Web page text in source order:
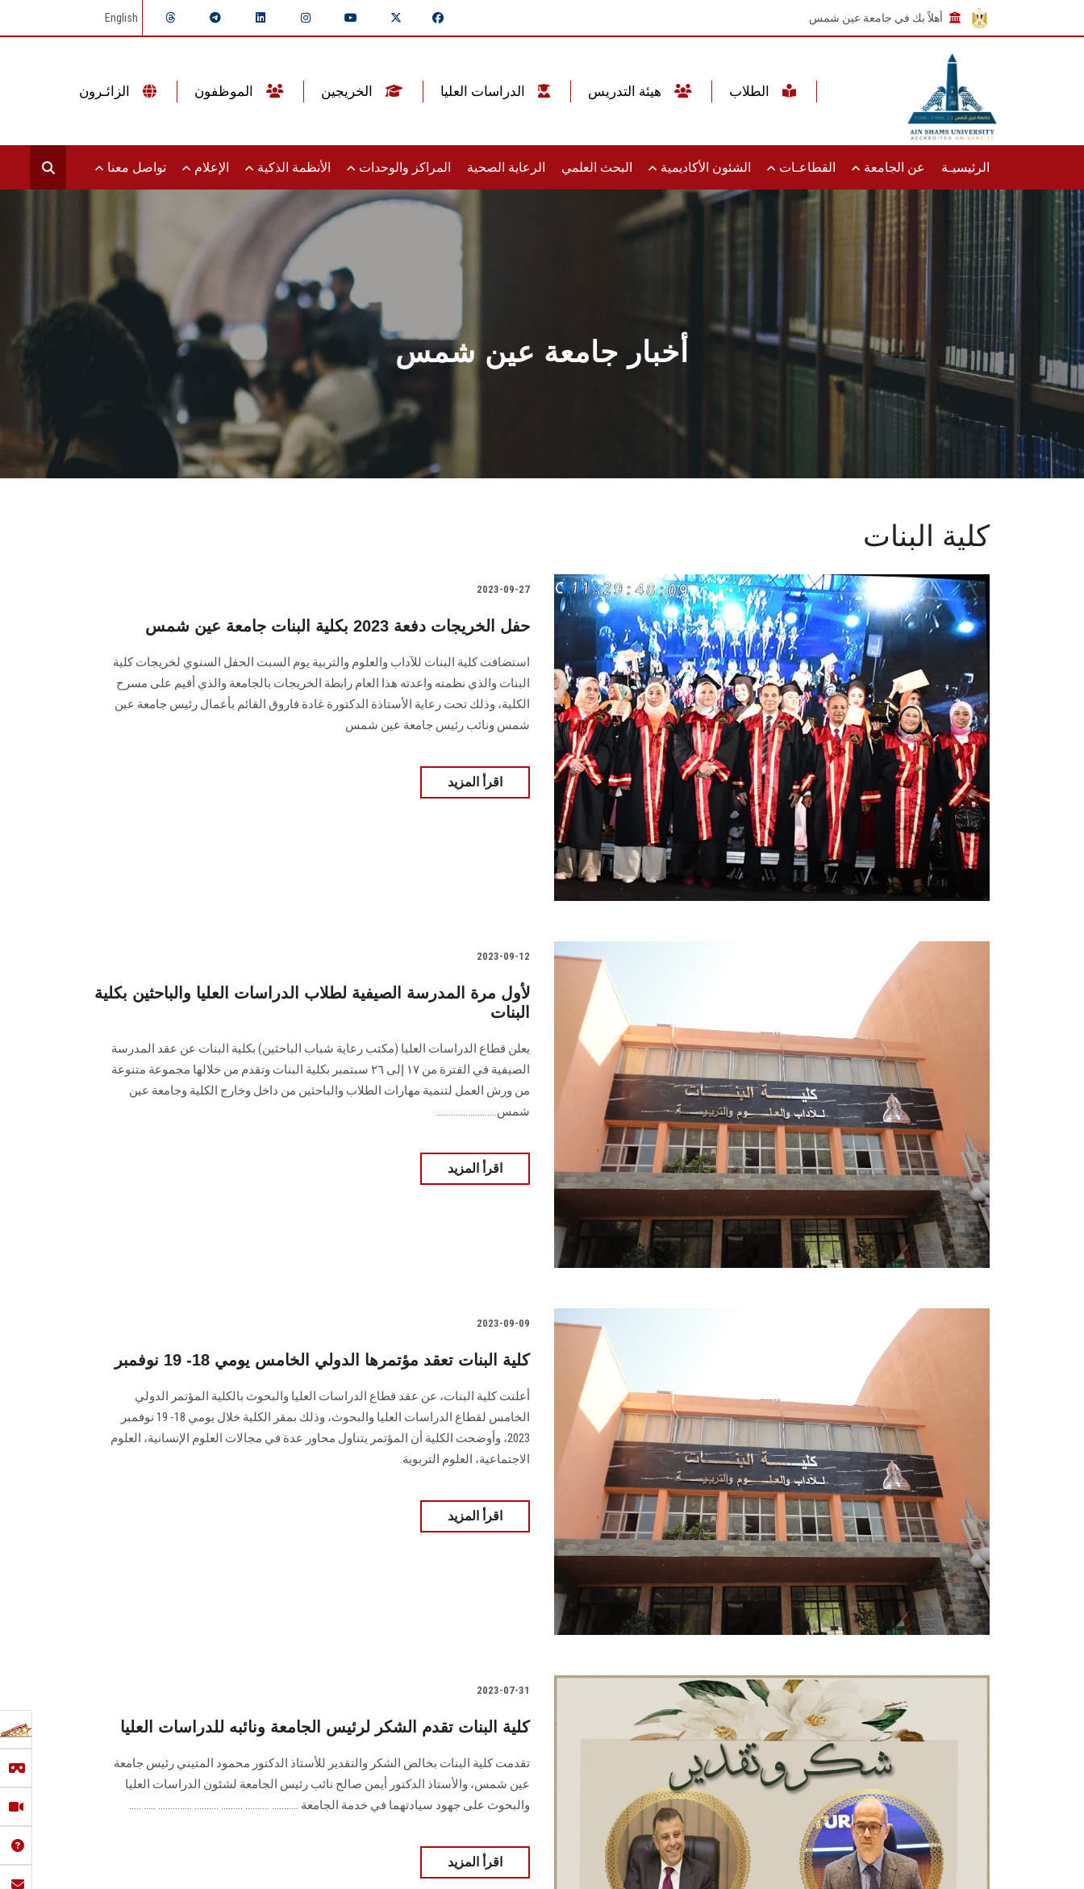
أهلاً بك في جامعة عين شمس English
الرئيسيـة عن الجامعة القطاعـات الشئون الأكاديمية البحث العلمي الرعاية الصحية المراكز والوحدات الأنظمة الذكية الإعلام تواصل معنا
أخبار جامعة عين شمس
كلية البنات
2023-09-27
حفل الخريجات دفعة 2023 بكلية البنات جامعة عين شمس
استضافت كلية البنات للآداب والعلوم والتربية يوم السبت الحفل السنوي لخريجات كلية
البنات والذي نظمته واعدته هذا العام رابطة الخريجات بالجامعة والذي أقيم على مسرح
الكلية، وذلك تحت رعاية الأستاذة الدكتورة غادة فاروق القائم بأعمال رئيس جامعة عين
شمس ونائب رئيس جامعة عين شمس
اقرأ المزيد
2023-09-12
لأول مرة المدرسة الصيفية لطلاب الدراسات العليا والباحثين بكلية
البنات
يعلن قطاع الدراسات العليا (مكتب رعاية شباب الباحثين) بكلية البنات عن عقد المدرسة
الصيفية في الفترة من ١٧ إلى ٢٦ سبتمبر بكلية البنات وتقدم من خلالها مجموعة متنوعة
من ورش العمل لتنمية مهارات الطلاب والباحثين من داخل وخارج الكلية وجامعة عين
شمس.........................
اقرأ المزيد
2023-09-09
كلية البنات تعقد مؤتمرها الدولي الخامس يومي 18- 19 نوفمبر
أعلنت كلية البنات، عن عقد قطاع الدراسات العليا والبحوث بالكلية المؤتمر الدولي
الخامس لقطاع الدراسات العليا والبحوث، وذلك بمقر الكلية خلال يومي 18- 19 نوفمبر
2023، وأوضحت الكلية أن المؤتمر يتناول محاور عدة في مجالات العلوم الإنسانية، العلوم
الاجتماعية، العلوم التربوية.
اقرأ المزيد
2023-07-31
كلية البنات تقدم الشكر لرئيس الجامعة ونائبه للدراسات العليا
تقدمت كلية البنات بخالص الشكر والتقدير للأستاذ الدكتور محمود المتيني رئيس جامعة
عين شمس، والأستاذ الدكتور أيمن صالح نائب رئيس الجامعة لشئون الدراسات العليا
والبحوث على جهود سيادتهما في خدمة الجامعة ........... .......... ......... .......... .............. ..... .....
اقرأ المزيد